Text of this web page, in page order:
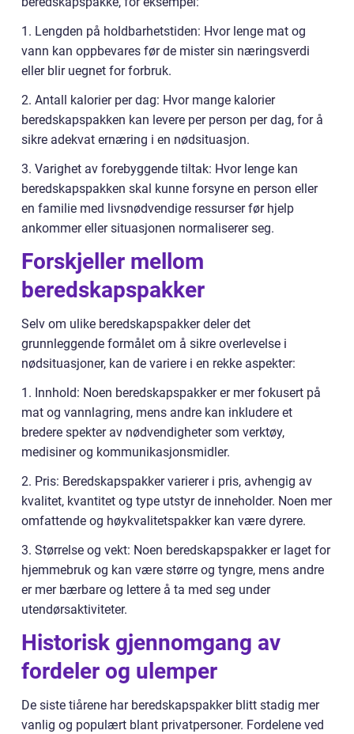
1. Lengden på holdbarhetstiden: Hvor lenge mat og
vann kan oppbevares før de mister sin næringsverdi
eller blir uegnet for forbruk.
2. Antall kalorier per dag: Hvor mange kalorier
beredskapspakken kan levere per person per dag, for å
sikre adekvat ernæring i en nødsituasjon.
3. Varighet av forebyggende tiltak: Hvor lenge kan
beredskapspakken skal kunne forsyne en person eller
en familie med livsnødvendige ressurser før hjelp
ankommer eller situasjonen normaliserer seg.
Forskjeller mellom
beredskapspakker
Selv om ulike beredskapspakker deler det
grunnleggende formålet om å sikre overlevelse i
nødsituasjoner, kan de variere i en rekke aspekter:
1. Innhold: Noen beredskapspakker er mer fokusert på
mat og vannlagring, mens andre kan inkludere et
bredere spekter av nødvendigheter som verktøy,
medisiner og kommunikasjonsmidler.
2. Pris: Beredskapspakker varierer i pris, avhengig av
kvalitet, kvantitet og type utstyr de inneholder. Noen mer
omfattende og høykvalitetspakker kan være dyrere.
3. Størrelse og vekt: Noen beredskapspakker er laget for
hjemmebruk og kan være større og tyngre, mens andre
er mer bærbare og lettere å ta med seg under
utendørsaktiviteter.
Historisk gjennomgang av
fordeler og ulemper
De siste tiårene har beredskapspakker blitt stadig mer
vanlig og populært blant privatpersoner. Fordelene ved